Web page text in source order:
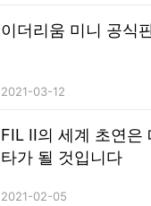
이더리움 미니 공식
2021-03-12
FIL II의 세계 초연은
타가 될 것입니다
2021-02-05